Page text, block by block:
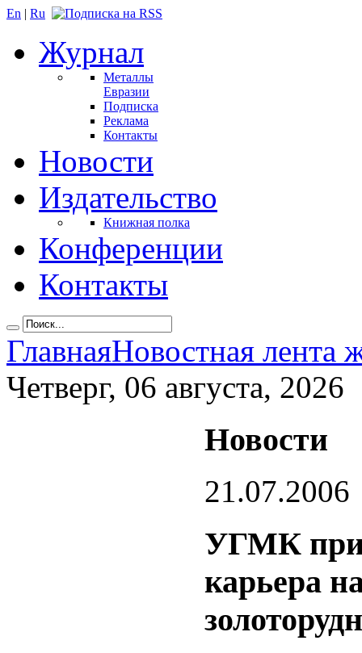
En | Ru
Журнал
Металлы
Евразии
Подписка
Реклама
Контакты
Новости
Издательство
Книжная полка
Конференции
Контакты
ГлавнаяНовостная лента
Четверг, 06 августа, 2026
Новости
21.07.2006
УГМК
карьера